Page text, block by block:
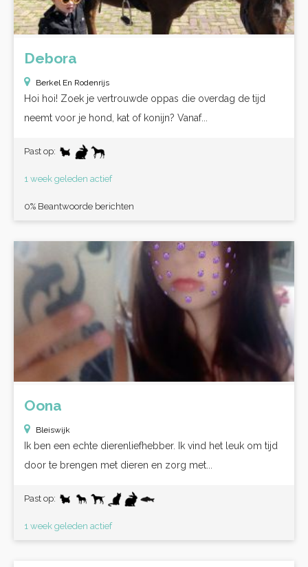
Debora
Berkel En Rodenrijs
Hoi hoi! Zoek je vertrouwde oppas die overdag de tijd
neemt voor je hond, kat of konijn? Vanaf...
Past op:
1 week geleden actief
0% Beantwoorde berichten
Oona
Bleiswijk
Ik ben een echte dierenliefhebber. Ik vind het leuk om tijd
door te brengen met dieren en zorg met...
Past op:
1 week geleden actief